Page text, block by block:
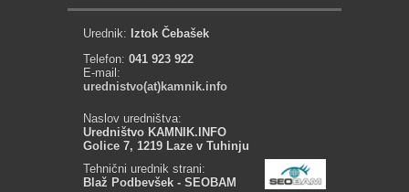
Urednik: Iztok Čebašek
Telefon: 041 923 922
E-mail:
urednistvo(at)kamnik.info
Naslov uredništva:
Uredništvo KAMNIK.INFO
Golice 7, 1219 Laze v Tuhinju
Tehnični urednik strani:
Blaž Podbevšek - SEOBAM